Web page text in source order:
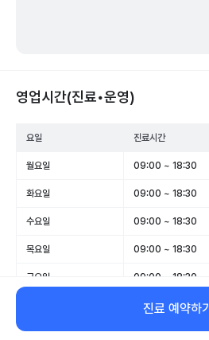
영업시간(진료•운영)
요일 진료시간
월요일 09:00 ~ 18:30
화요일 09:00 ~ 18:30
수요일 09:00 ~ 18:30
목요일 09:00 ~ 18:30
금요일 09:00 ~ 18:30
09:00 ~ 13:00
일요일 휴무
진료 예약하기